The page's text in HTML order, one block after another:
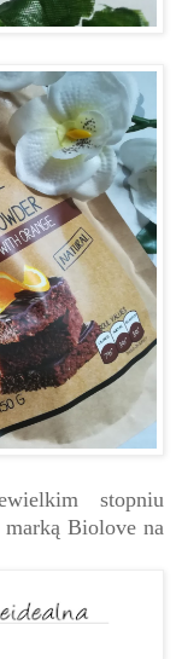
stopniu
marką Biolove na